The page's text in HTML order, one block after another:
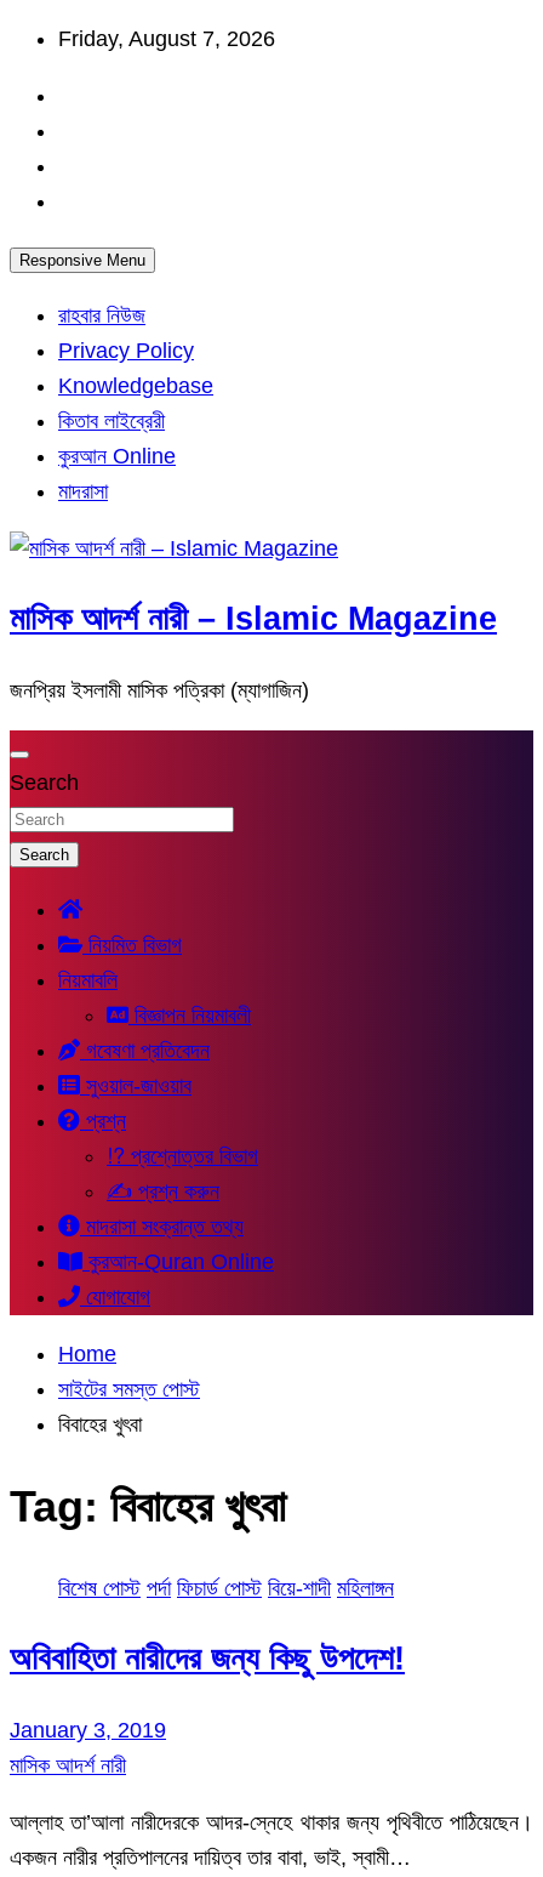
Skip
content
Friday, August 7, 2026
Responsive Menu
রাহবার নিউজ
Privacy Policy
Knowledgebase
কিতাব লাইব্রেরী
কুরআন Online
মাদরাসা
মাসিক আদর্শ নারী – Islamic Magazine
জনপ্রিয় ইসলামী মাসিক পত্রিকা (ম্যাগাজিন)
Search
Search
নিয়মিত বিভাগ
নিয়মাবলি
বিজ্ঞাপন নিয়মাবলী
গবেষণা প্রতিবেদন
সুওয়াল-জাওয়াব
প্রশ্ন
⁉ প্রশ্নোত্তর বিভাগ
✍ প্রশ্ন করুন
মাদরাসা সংক্রান্ত তথ্য
কুরআন-Quran Online
যোগাযোগ
Home
সাইটের সমস্ত পোস্ট
বিবাহের খুৎবা
Tag: বিবাহের খুৎবা
বিশেষ পোস্ট পর্দা ফিচার্ড পোস্ট বিয়ে-শাদী মহিলাঙ্গন
অবিবাহিতা নারীদের জন্য কিছু উপদেশ!
January 3, 2019
মাসিক আদর্শ নারী
আল্লাহ তা’আলা নারীদেরকে আদর-স্নেহে থাকার জন্য পৃথিবীতে পাঠিয়েছেন।
একজন নারীর প্রতিপালনের দায়িত্ব তার বাবা, ভাই, স্বামী…